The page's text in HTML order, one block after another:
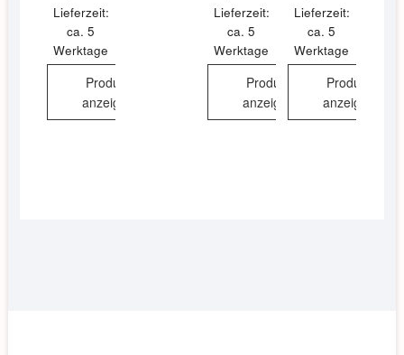
Lieferzeit:
ca. 5
Werktage
Produkt
anzeigen
Lieferzeit:
ca. 5
Werktage
Produkt
anzeigen
Lieferzeit:
ca. 5
Werktage
Produkt
anzeigen